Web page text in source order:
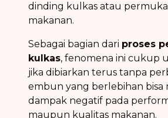
dinding kulkas atau
makanan.
Sebagai bagian dari proses
kulkas, fenomena ini cukup
jika dibiarkan terus tanpa
embun yang berlebihan bisa
dampak negatif pada
maupun kualitas makanan.